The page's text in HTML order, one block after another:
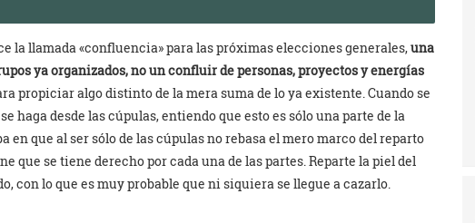
la llamada «confluencia» para las próximas elecciones generales,una
ya organizados, no un confluir de personas, proyectos y energías
propiciar algo distinto de la mera suma de lo ya existente. Cuando se
haga desde las cúpulas, entiendo que esto es sólo una parte de la
en que al ser sólo de las cúpulas no rebasa el mero marco del reparto
que se tiene derecho por cada una de las partes. Reparte la piel del
con lo que es muy probable que ni siquiera se llegue a cazarlo.